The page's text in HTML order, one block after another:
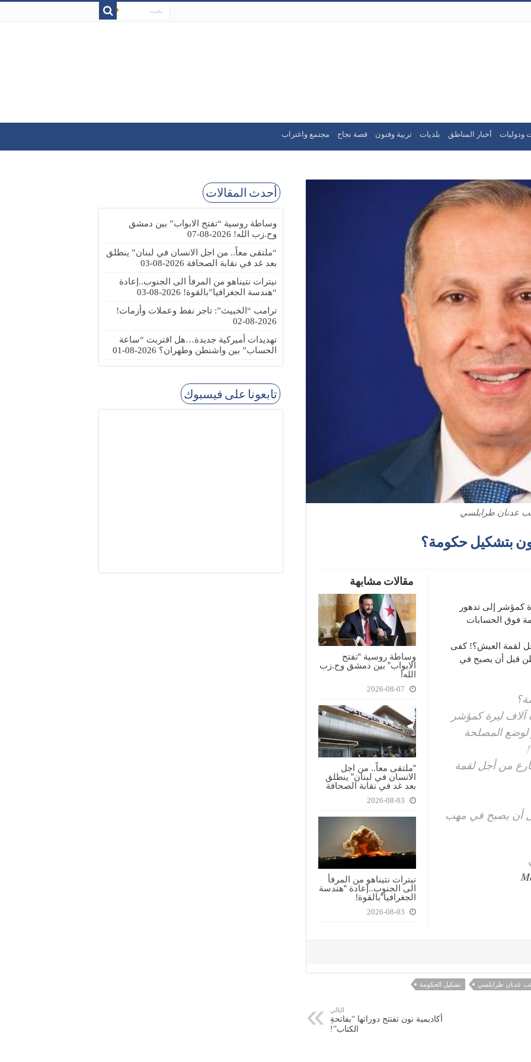
ودوليات أخبار المناطق بلديات تربية وفنون قصة نجاح مجتمع واغتراب
عدنان طرابلسي
بتشكيل حكومة؟
مقالات مشابهة
وساطة روسية “تفتح
الابواب” بين دمشق وح.زب
الله!
2026-08-07
“ملتقى معاً.. من اجل
الانسان في لبنان” ينطلق
بعد غد في نقابة الصحافة
2026-08-03
نيترات نتيناهو من المرفأ
الى الجنوب..إعادة “هندسة
الجغرافيا”بالقوة!
2026-08-03
كمؤشر إلى تدهور
فوق الحسابات
لقمة العيش؟! كفى
قبل أن يصبح في
آلاف ليرة كمؤشر
لوضع المصلحة
من أجل لقمة
أن يصبح في مهب
عدنان طرابلسي تشكيل الحكومة
التالي
أكاديمية نون تفتتح دوراتها “بفاتحةِ
الكتاب”!
أحدث المقالات
وساطة روسية “تفتح الابواب” بين دمشق
وح.زب الله! 2026-08-07
“ملتقى معاً.. من اجل الانسان في لبنان” ينطلق
بعد غد في نقابة الصحافة 2026-08-03
نيترات نتيناهو من المرفأ الى الجنوب..إعادة
“هندسة الجغرافيا”بالقوة! 2026-08-03
ترامب “الخبيث”: تاجر نفط وعملات وأزمات!
2026-08-02
تهديدات أميركية جديدة…هل اقتربت “ساعة
الحساب” بين واشنطن وطهران؟ 2026-08-01
تابعونا على فيسبوك